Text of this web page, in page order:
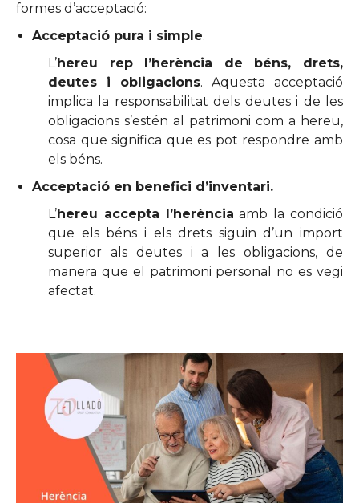
formes d’acceptació:
Acceptació pura i simple.
L’hereu rep l’herència de béns, drets,
deutes i obligacions. Aquesta acceptació
implica la responsabilitat dels deutes i de les
obligacions s’estén al patrimoni com a hereu,
cosa que significa que es pot respondre amb
els béns.
Acceptació en benefici d’inventari.
L’hereu accepta l’herència amb la condició
que els béns i els drets siguin d’un import
superior als deutes i a les obligacions, de
manera que el patrimoni personal no es vegi
afectat.